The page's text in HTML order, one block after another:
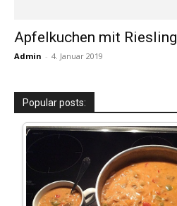
Apfelkuchen mit Riesling
Admin - 4. Januar 2019
Popular posts: